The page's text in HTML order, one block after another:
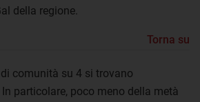
della regione.
Torna su
comunità su 4 si trovano
In particolare, poco meno della metà